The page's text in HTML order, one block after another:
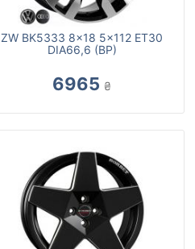
ZW BK5333 8x18 5x112 ET30
DIA66,6 (BP)
6965 ₴